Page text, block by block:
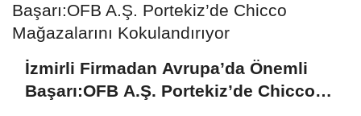
İzmirli Firmadan Avrupa’da Önemli
Başarı:OFB A.Ş. Portekiz’de Chicco